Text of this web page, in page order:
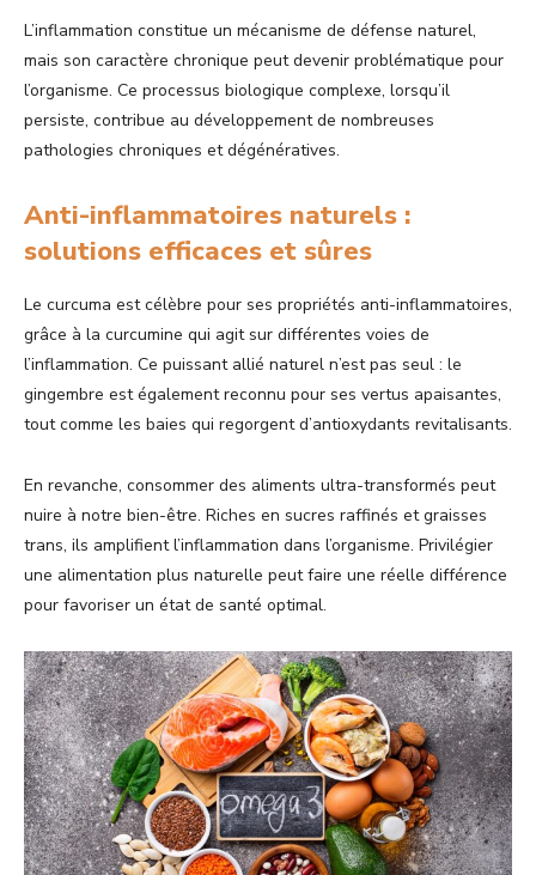
L’inflammation constitue un mécanisme de défense naturel,
mais son caractère chronique peut devenir problématique pour
l’organisme. Ce processus biologique complexe, lorsqu’il
persiste, contribue au développement de nombreuses
pathologies chroniques et dégénératives.
Anti-inflammatoires naturels :
solutions efficaces et sûres
Le curcuma est célèbre pour ses propriétés anti-inflammatoires,
grâce à la curcumine qui agit sur différentes voies de
l’inflammation. Ce puissant allié naturel n’est pas seul : le
gingembre est également reconnu pour ses vertus apaisantes,
tout comme les baies qui regorgent d’antioxydants revitalisants.
En revanche, consommer des aliments ultra-transformés peut
nuire à notre bien-être. Riches en sucres raffinés et graisses
trans, ils amplifient l’inflammation dans l’organisme. Privilégier
une alimentation plus naturelle peut faire une réelle différence
pour favoriser un état de santé optimal.